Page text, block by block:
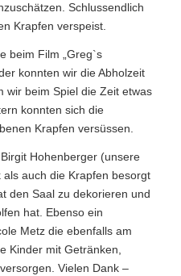
Schlussendlich
Krapfen verspeist.
beim Film „Greg`s
konnten wir die Abholzeit
wir beim Spiel die Zeit etwas
konnten sich die
Krapfen versüssen.
Hohenberger (unsere
auch die Krapfen besorgt
den Saal zu dekorieren und
hat. Ebenso ein
Metz die ebenfalls am
Kinder mit Getränken,
Vielen Dank –